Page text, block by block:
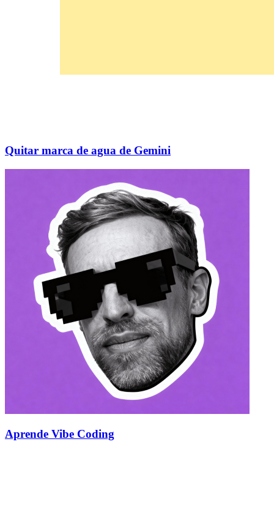
Quitar marca de agua de Gemini
Aprende Vibe Coding